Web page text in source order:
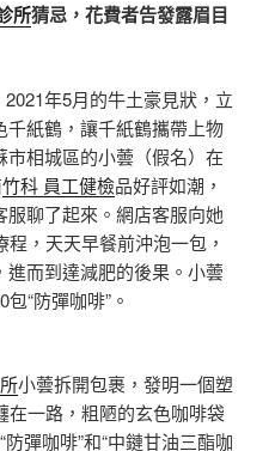
所猜忌，花費者告發露眉目
年5月的牛土豪見狀，立
紙鶴，讓千紙鶴攜帶上物
相城區的小蕓（假名）在
竹科 員工健檢品好評如潮，
聊了起來。網店客服向她
，天天早餐前沖泡一包，
而到達減肥的後果。小蕓
“防彈咖啡”。
小蕓拆開包裹，發明一個塑
在一路，粗陋的玄色咖啡袋
防彈咖啡”和“中鏈甘油三酯咖